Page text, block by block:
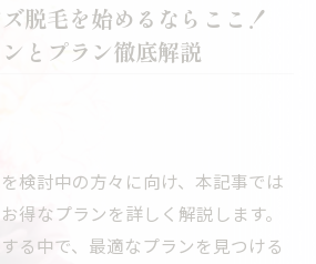
脱毛を始めるならここ！
とプラン徹底解説
検討中の方々に向け、本記事では
得なプランを詳しく解説します。
る中で、最適なプランを見つける